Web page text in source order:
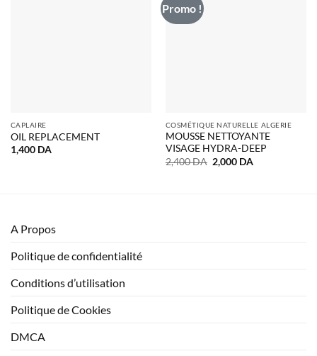
CAPLAIRE
OIL REPLACEMENT
1,400 DA
Promo !
COSMÉTIQUE NATURELLE ALGERIE
MOUSSE NETTOYANTE
VISAGE HYDRA-DEEP
2,400DA Le
prix
2,000 DALe
A Propos
Politique de confidentialité
Conditions d’utilisation
Politique de Cookies
DMCA